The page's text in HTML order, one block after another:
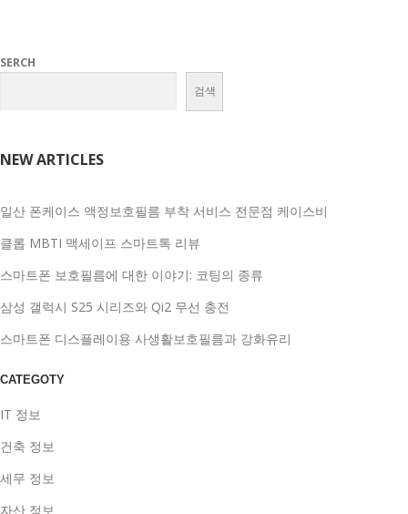
SERCH
검색
NEW ARTICLES
일산 폰케이스 액정보호필름 부착 서비스 전문점 케이스비
클롭 MBTI 맥세이프 스마트톡 리뷰
스마트폰 보호필름에 대한 이야기: 코팅의 종류
삼성 갤럭시 S25 시리즈와 Qi2 무선 충전
스마트폰 디스플레이용 사생활보호필름과 강화유리
CATEGOTY
IT 정보
건축 정보
세무 정보
자산 정보